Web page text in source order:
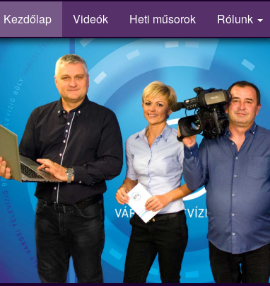
Kezdőlap(current)
Videók Heti műsorok Rólunk